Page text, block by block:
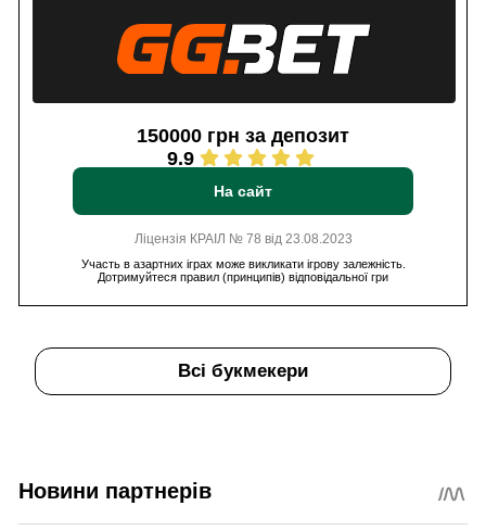
150000 грн за депозит
9.9
На сайт
Ліцензія КРАІЛ № 78 від 23.08.2023
Участь в азартних іграх може викликати ігрову залежність.
Дотримуйтеся правил (принципів) відповідальної гри
Всі букмекери